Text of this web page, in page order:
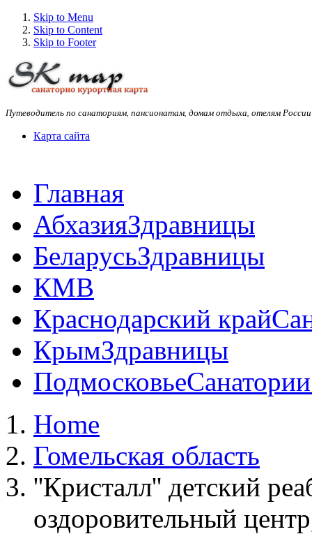
Skip to Menu
Skip to Content
Skip to Footer
Путеводитель по санаториям, пансионатам, домам отдыха, отелям
Карта сайта
Главная
АбхазияЗдравницы
БеларусьЗдравницы
КМВ
Краснодарский край
КрымЗдравницы
Подмосковье
Home
Гомельская область
''Кристалл'' детский
оздоровительный